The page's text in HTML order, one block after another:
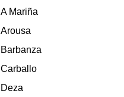
A Mariña
Arousa
Barbanza
Carballo
Deza